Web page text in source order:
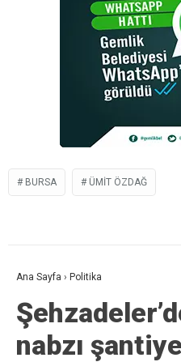
BURSA ÜMIT ÖZDAĞ
Ana Sayfa › Politika
nabzı